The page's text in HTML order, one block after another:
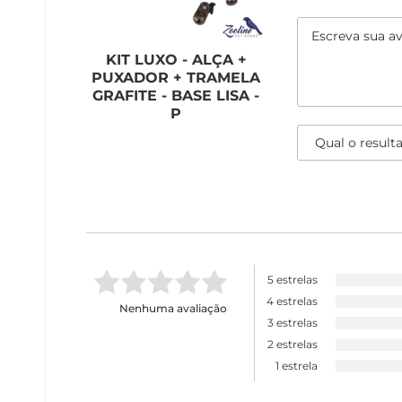
KIT LUXO - ALÇA +
PUXADOR + TRAMELA
GRAFITE - BASE LISA -
P
Nenhuma avaliação
5 estrelas
4 estrelas
3 estrelas
2 estrelas
1 estrela